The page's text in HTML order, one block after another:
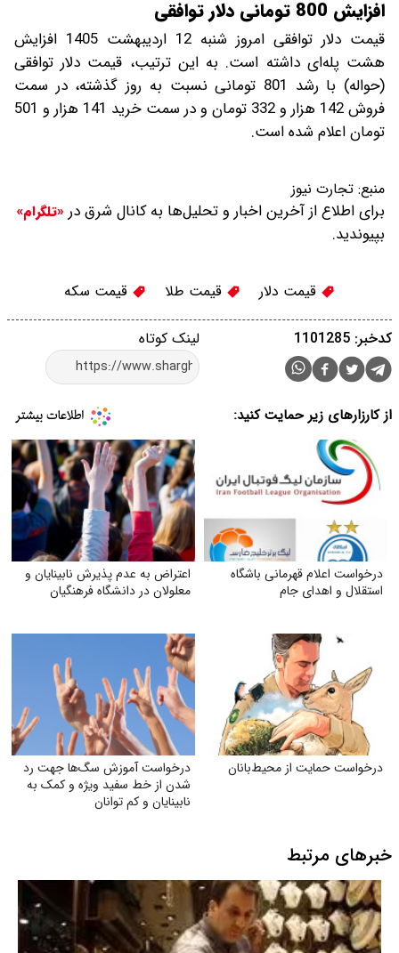
افزایش 800 تومانی دلار توافقی
قیمت دلار توافقی امروز شنبه 12 اردیبهشت 1405 افزایش
هشت پله‌ای داشته است. به این ترتیب، قیمت دلار توافقی
(حواله) با رشد 801 تومانی نسبت به روز گذشته، در سمت
فروش 142 هزار و 332 تومان و در سمت خرید 141 هزار و 501
تومان اعلام شده است.
منبع: تجارت نیوز
برای اطلاع از آخرین اخبار و تحلیل‌ها به کانال شرق در «تلگرام»
بپیوندید.
قیمت دلار قیمت طلا قیمت سکه
لینک کوتاه کدخبر: 1101285
از کارزارهای زیر حمایت کنید:
درخواست اعلام قهرمانی باشگاه
استقلال و اهدای جام
اعتراض به عدم پذیرش نابینایان و
معلولان در دانشگاه فرهنگیان
درخواست حمایت از محیط‌بانان
درخواست آموزش سگ‌ها جهت رد
شدن از خط سفید ویژه و کمک به
نابینایان و کم توانان
خبرهای مرتبط